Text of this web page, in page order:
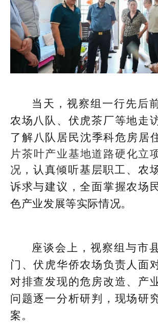
当天，视察组一行先后
农场八队、伏虎茶厂等地走
了解八队居民沈季科危房居
片茶叶产业基地道路硬化立
况 ，认真倾听基层职工、农
诉求与建议，全面掌握农场
色产业发展等实际情况。
座谈会上，视察组与市
门、伏虎华侨农场负责人面
对排查发现的危房改造、产
问题逐一分析研判，现场研
案。